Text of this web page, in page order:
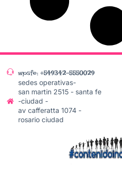
wpsfe: +549342-5550029
sedes operativas-
san martin 2515 - santa fe
-ciudad -
av cafferatta 1074 -
rosario ciudad